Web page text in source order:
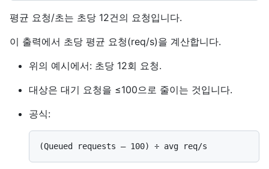
평균 요청/초는 초당 12건의 요청입니다.
이 출력에서 초당 평균 요청(req/s)을 계산합니다.
위의 예시에서: 초당 12회 요청.
대상은 대기 요청을 ≤100으로 줄이는 것입니다.
공식: